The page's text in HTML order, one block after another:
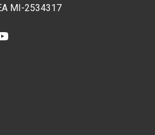
MI-2534317